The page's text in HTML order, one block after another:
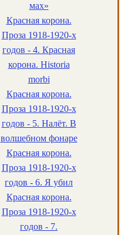
мах»
Красная корона.
Проза 1918-1920-х
годов - 4. Красная
корона. Historia
morbi
Красная корона.
Проза 1918-1920-х
годов - 5. Налёт. В
волшебном фонаре
Красная корона.
Проза 1918-1920-х
годов - 6. Я убил
Красная корона.
Проза 1918-1920-х
годов - 7.